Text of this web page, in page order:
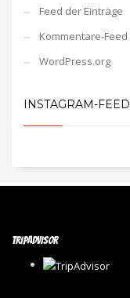
Feed der Einträge
Kommentare-Feed
WordPress.org
INSTAGRAM-FEED
TRIPADVISOR